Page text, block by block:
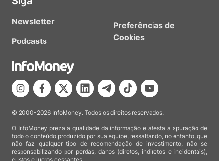
Newsletter
Podcasts
Preferências de
Cookies
© 2000-2026 InfoMoney. Todos os direitos reservados.
O InfoMoney preza a qualidade da informação e atesta a apuração de
todo o conteúdo produzido por sua equipe, ressaltando, no entanto, que
não faz qualquer tipo de recomendação de investimento, não se
responsabilizando por perdas, danos (diretos, indiretos e incidentais),
custos e lucros cessantes.